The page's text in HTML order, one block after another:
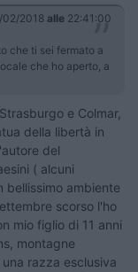
02/2018 alle 22:41:00
che ti sei fermato a
che ho aperto, a
e Colmar,
della libertà in
del
( alcuni
bellissimo ambiente
scorso l'ho
mio figlio di 11 anni
montagne
razza esclusiva